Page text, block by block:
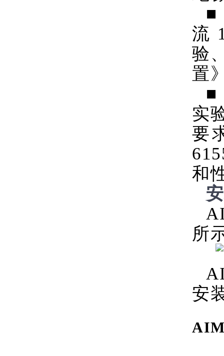
■
流
验
置
■
实
要
和
所
安